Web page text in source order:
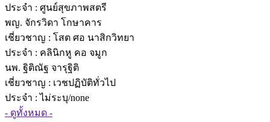
ประจำ : ศูนย์สุขภาพสตรี
พญ. จักรวิดา โกษาคาร
เชี่ยวชาญ : โสต ศอ นาสิกวิทยา
ประจำ : คลินิกหู คอ จมูก
นพ. ฐิติณัฐ จารุฐิติ
เชี่ยวชาญ : เวชปฏิบัติทั่วไป
ประจำ : ไม่ระบุ/none
- ดูทั้งหมด -